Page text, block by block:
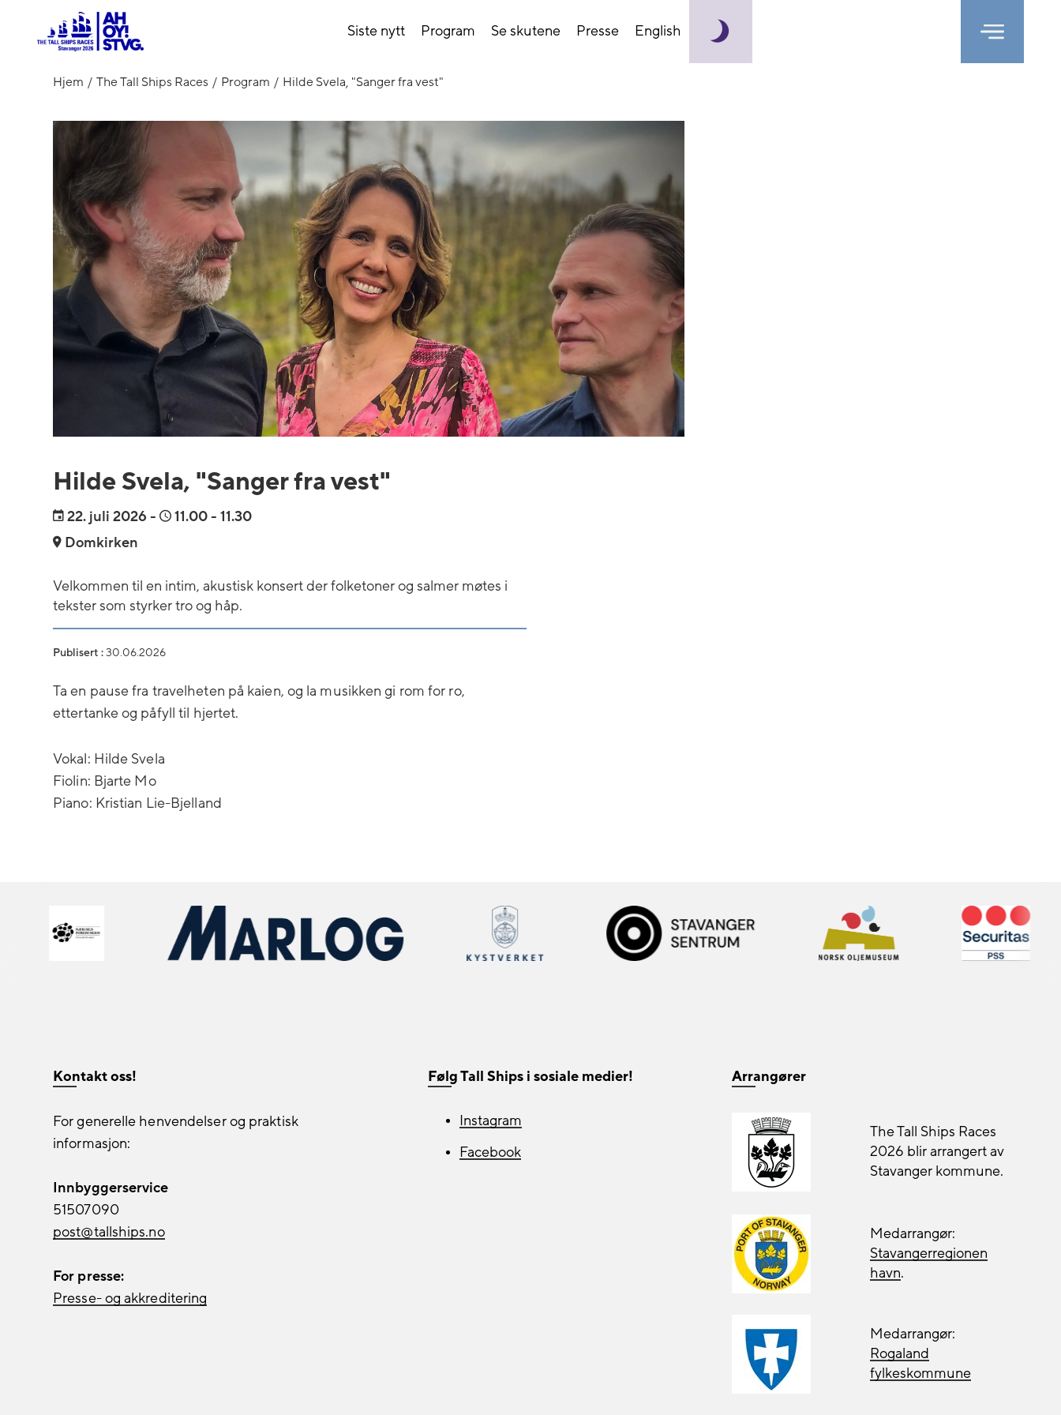
Siste nytt Program Se skutene Presse English
Hjem The Tall Ships Races Program Hilde Svela, "Sanger fra vest"
Hilde Svela, "Sanger fra vest"
22. juli 2026 - 11.00 - 11.30
Domkirken
Velkommen til en intim, akustisk konsert der folketoner og salmer møtes i
tekster som styrker tro og håp.
Publisert : 30.06.2026
Ta en pause fra travelheten på kaien, og la musikken gi rom for ro,
ettertanke og påfyll til hjertet.
Vokal: Hilde Svela
Fiolin: Bjarte Mo
Piano: Kristian Lie-Bjelland
Kontakt oss!
For generelle henvendelser og praktisk
informasjon:
Innbyggerservice
51507090
post@tallships.no
For presse:
Presse- og akkreditering
Følg Tall Ships i sosiale medier!
Instagram
Facebook
Arrangører
The Tall Ships Races
2026 blir arrangert av
Stavanger kommune.
Medarrangør:
Stavangerregionen
havn.
Medarrangør:
Rogaland
fylkeskommune